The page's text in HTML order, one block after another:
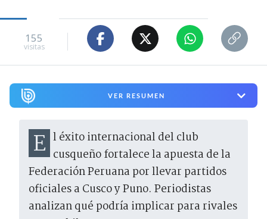
155
visitas
VER RESUMEN
El éxito internacional del club cusqueño fortalece la apuesta de la
Federación Peruana por llevar partidos
oficiales a Cusco y Puno. Periodistas
analizan qué podría implicar para rivales